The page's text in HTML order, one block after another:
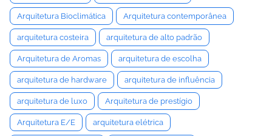
Arquitetura Bioclimática Arquitetura contemporânea
arquitetura costeira arquitetura de alto padrão
Arquitetura de Aromas arquitetura de escolha
arquitetura de hardware arquitetura de influência
arquitetura de luxo Arquitetura de prestígio
Arquitetura E/E arquitetura elétrica